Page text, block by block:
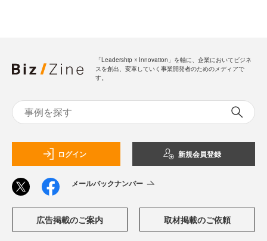
「Leadership ☓ Innovation」を軸に、企業においてビジネ
スを創出、変革していく事業開発者のためのメディアで
す。
ログイン 新規会員登録
メールバックナンバー
広告掲載のご案内 取材掲載のご依頼